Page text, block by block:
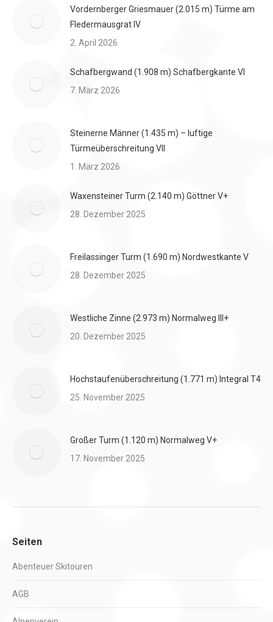
Vordernberger Griesmauer (2.015 m) Türme am
Fledermausgrat IV
2. April 2026
Schafbergwand (1.908 m) Schafbergkante VI
7. März 2026
Steinerne Männer (1.435 m) – luftige
Türmeüberschreitung VII
1. März 2026
Waxensteiner Turm (2.140 m) Göttner V+
28. Dezember 2025
Freilassinger Turm (1.690 m) Nordwestkante V
28. Dezember 2025
Westliche Zinne (2.973 m) Normalweg III+
20. Dezember 2025
Hochstaufenüberschreitung (1.771 m) Integral T4
25. November 2025
Großer Turm (1.120 m) Normalweg V+
17. November 2025
Seiten
Abenteuer Skitouren
AGB